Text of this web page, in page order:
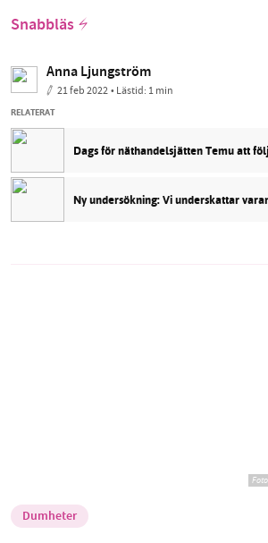
Snabbläs
Anna Ljungström
21 feb 2022• Lästid: 1 min
RELATERAT
Dags för näthandelsjätten Temu att
Ny undersökning: Vi underskattar
Dumheter